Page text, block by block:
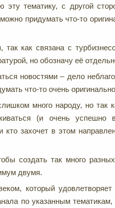
тематику, с другой
придумать что-то
так как связана с
но обозначу её
новостями – дело
что-то очень
много народу, но так
(и очень успешно
кто захочет в этом
создать так много
двумя.
который
по указанным